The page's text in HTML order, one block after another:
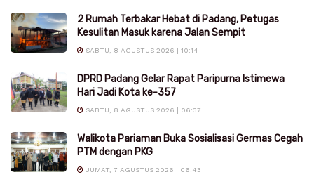
2 Rumah Terbakar Hebat di Padang, Petugas
Kesulitan Masuk karena Jalan Sempit
SABTU, 8 AGUSTUS 2026 | 10:14
DPRD Padang Gelar Rapat Paripurna Istimewa
Hari Jadi Kota ke-357
SABTU, 8 AGUSTUS 2026 | 06:37
Walikota Pariaman Buka Sosialisasi Germas Cegah
PTM dengan PKG
JUMAT, 7 AGUSTUS 2026 | 06:43